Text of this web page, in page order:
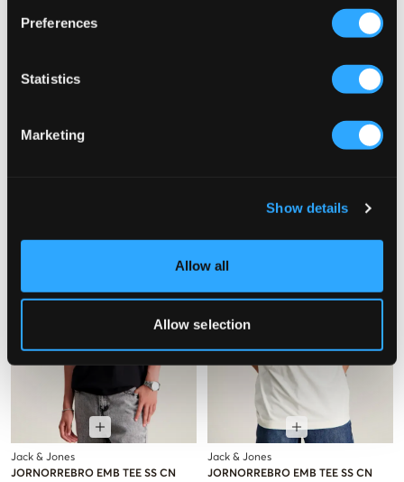
Preferences
Statistics
Marketing
Show details
Allow all
Allow selection
15 €
Jack & Jones
JORNORREBRO EMB TEE SS CN
Jack & Jones
JORNORREBRO EMB TEE SS CN